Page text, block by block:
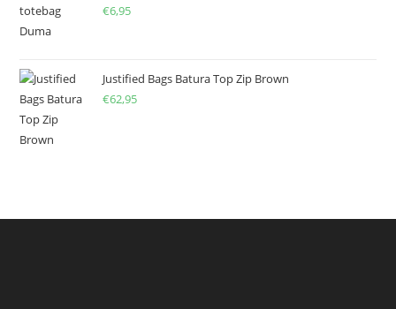
€6,95
Justified Bags Batura Top Zip Brown
€62,95